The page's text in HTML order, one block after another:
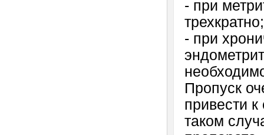
- при
трехкратно;
- при
Пропуск
привести
таком